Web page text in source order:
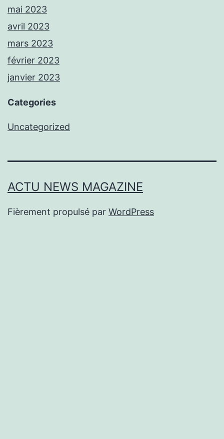
mai 2023
avril 2023
mars 2023
février 2023
janvier 2023
Categories
Uncategorized
ACTU NEWS MAGAZINE
Fièrement propulsé par WordPress